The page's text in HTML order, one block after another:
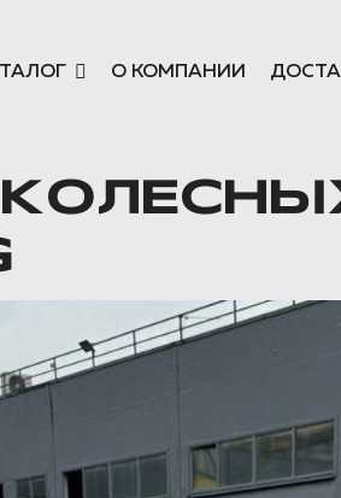
О КОМПАНИИ